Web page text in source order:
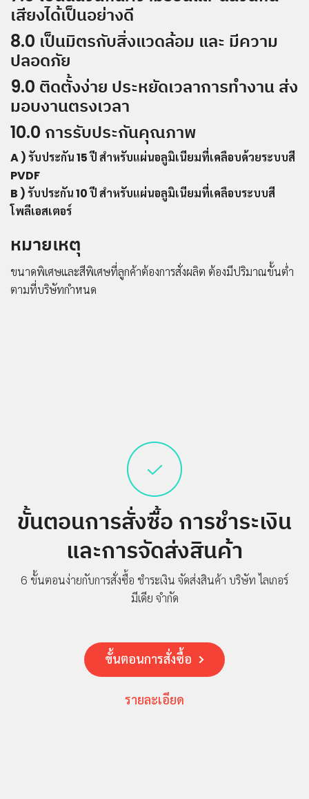
เสียงได้เป็นอย่างดี
8.0 เป็นมิตรกับสิ่งแวดล้อม และ มีความ
ปลอดภัย
9.0 ติดตั้งง่าย ประหยัดเวลาการทำงาน ส่ง
มอบงานตรงเวลา
10.0 การรับประกันคุณภาพ
A ) รับประกัน 15 ปี สำหรับแผ่นอลูมิเนียมที่เคลือบด้วยระบบสี
PVDF
B ) รับประกัน 10 ปี สำหรับแผ่นอลูมิเนียมที่เคลือบระบบสี
โพลีเอสเตอร์
หมายเหตุ
ขนาดพิเศษและสีพิเศษที่ลูกค้าต้องการสั่งผลิต ต้องมีปริมาณขั้นต่ำ
ตามที่บริษัทกำหนด
ขั้นตอนการสั่งซื้อ การชำระเงิน
และการจัดส่งสินค้า
6 ขั้นตอนง่ายกับการสั่งซื้อ ชำระเงิน จัดส่งสินค้า บริษัท ไลเกอร์
มีเดีย จำกัด
รายละเอียด
ขั้นตอนการสั่งซื้อ